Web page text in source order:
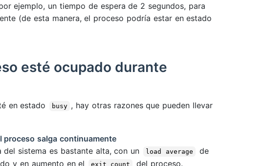
ejemplo, un tiempo de espera de 2 segundos, para
(de esta manera, el proceso podría estar en estado
esté ocupado durante
en estado busy , hay otras razones que pueden llevar
proceso salga continuamente
sistema es bastante alta, con un load average
de
y en aumento en el exit_count del proceso.